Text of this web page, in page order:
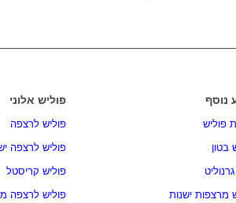
נוסף
פוליש
בטון
גרנוליט
מרצפות ישנות
פוליש אלוני
פוליש לרצפה
פוליש לרצפה
פוליש קריסטל
פוליש לרצפה